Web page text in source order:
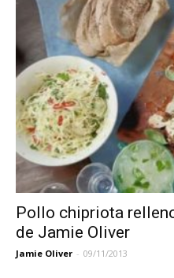
Pollo chipriota
de Jamie Oliver
Jamie Oliver - 09/11/2013